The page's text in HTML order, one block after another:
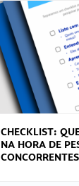
CHECKLIST:
NA HORA DE
CONCORRENTES